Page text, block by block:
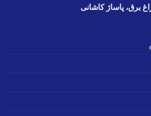
برق، پاساژ کاشانی